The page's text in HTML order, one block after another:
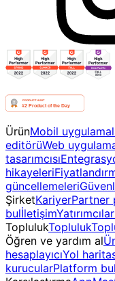
ÜrünMobil
editörüWeb
tasarımcısı
hikayeleri
güncellemeleri
ŞirketKariyerPartner
bulİletişim
ToplulukTopluluk
Öğren ve yardım al
hesaplayıcıYol
kurucularPlatform bul